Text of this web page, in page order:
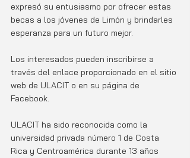
expresó su entusiasmo por ofrecer estas
becas a los jóvenes de Limón y brindarles
esperanza para un futuro mejor.
Los interesados pueden inscribirse a
través del enlace proporcionado en el sitio
web de ULACIT o en su página de
Facebook.
ULACIT ha sido reconocida como la
universidad privada número 1 de Costa
Rica y Centroamérica durante 13 años